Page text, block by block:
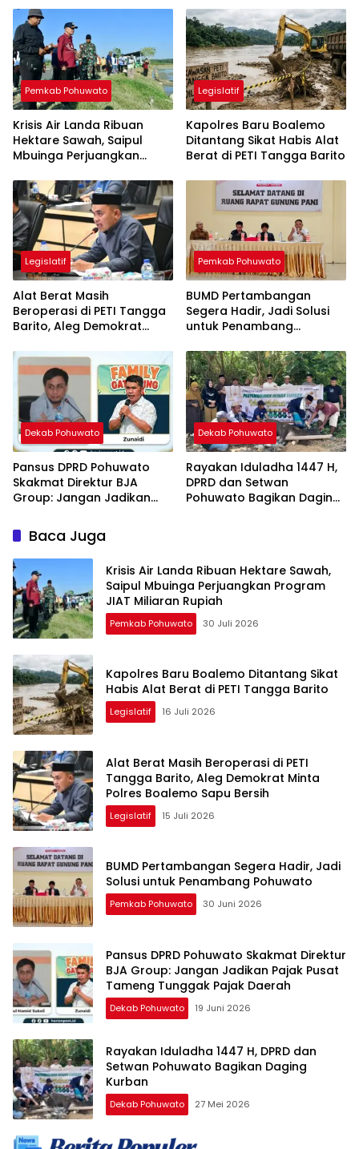
Pemkab Pohuwato
Krisis Air Landa Ribuan
Hektare Sawah, Saipul
Mbuinga Perjuangkan
Rupiah
Legislatif
Kapolres Baru Boalemo
Ditantang Sikat Habis Alat
Berat di PETI Tangga Barito
Legislatif
Alat Berat Masih
Beroperasi di PETI Tangga
Barito, Aleg Demokrat
Bersih
Pemkab Pohuwato
BUMD Pertambangan
Segera Hadir, Jadi Solusi
untuk Penambang
Dekab Pohuwato
Pansus DPRD Pohuwato
Skakmat Direktur BJA
Group: Jangan Jadikan
Tunggak Pajak Daerah
Dekab Pohuwato
Rayakan Iduladha 1447 H,
DPRD dan Setwan
Pohuwato Bagikan Daging
Baca Juga
Krisis Air Landa Ribuan Hektare Sawah,
Saipul Mbuinga Perjuangkan Program
JIAT Miliaran Rupiah
Pemkab Pohuwato 30 Juli 2026
Kapolres Baru Boalemo Ditantang Sikat
Habis Alat Berat di PETI Tangga Barito
Legislatif 16 Juli 2026
Alat Berat Masih Beroperasi di PETI
Tangga Barito, Aleg Demokrat Minta
Polres Boalemo Sapu Bersih
Legislatif 15 Juli 2026
BUMD Pertambangan Segera Hadir, Jadi
Solusi untuk Penambang Pohuwato
Pemkab Pohuwato 30 Juni 2026
Pansus DPRD Pohuwato Skakmat Direktur
BJA Group: Jangan Jadikan Pajak Pusat
Tameng Tunggak Pajak Daerah
Dekab Pohuwato 19 Juni 2026
Rayakan Iduladha 1447 H, DPRD dan
Setwan Pohuwato Bagikan Daging
Kurban
Dekab Pohuwato 27 Mei 2026